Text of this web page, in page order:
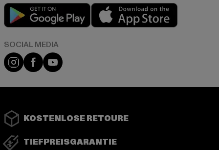
Play market
Instagram
FacebookYouTube
KOSTENLOSE RETOURE
TIEFPREISGARANTIE